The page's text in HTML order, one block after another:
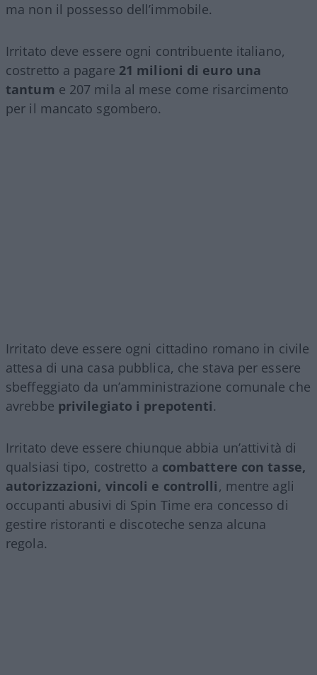
ma non il possesso dell’immobile.
Irritato deve essere ogni contribuente italiano,
costretto a pagare 21 milioni di euro una
tantum e 207 mila al mese come risarcimento
per il mancato sgombero.
Irritato deve essere ogni cittadino romano in civile
attesa di una casa pubblica, che stava per essere
sbeffeggiato da un’amministrazione comunale che
avrebbe privilegiato i prepotenti.
Irritato deve essere chiunque abbia un’attività di
qualsiasi tipo, costretto a combattere con tasse,
autorizzazioni, vincoli e controlli, mentre agli
occupanti abusivi di Spin Time era concesso di
gestire ristoranti e discoteche senza alcuna
regola.